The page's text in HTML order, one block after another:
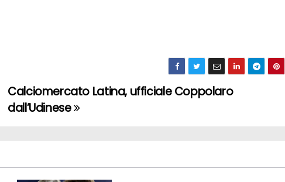
Calciomercato Latina, ufficiale Coppolaro
dall’Udinese